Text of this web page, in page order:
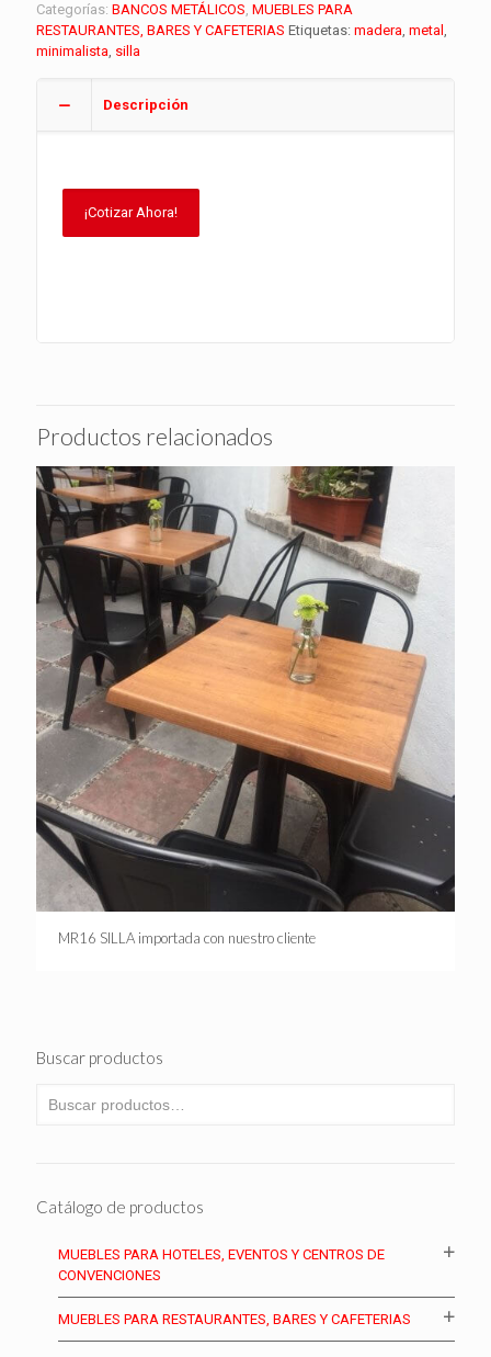
Categorías: BANCOS METÁLICOS, MUEBLES PARA
RESTAURANTES, BARES Y CAFETERIAS Etiquetas: madera, metal ,
minimalista, silla
Descripción
¡Cotizar Ahora!
Productos relacionados
MR16 SILLA importada con nuestro cliente
Buscar productos
Catálogo de productos
MUEBLES PARA HOTELES, EVENTOS Y CENTROS DE
CONVENCIONES
MUEBLES PARA RESTAURANTES, BARES Y CAFETERIAS